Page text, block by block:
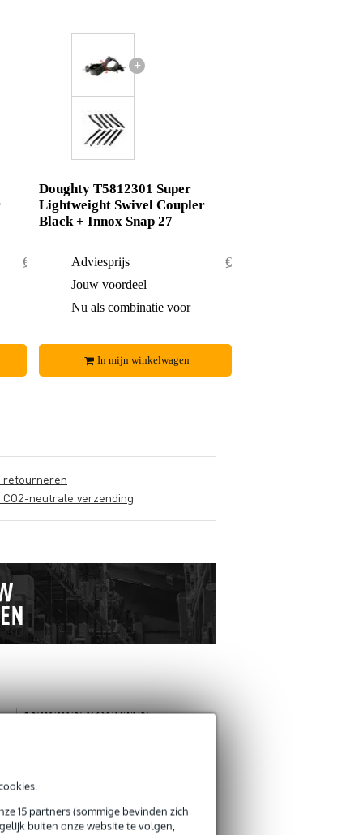
15 partners (sommige bevinden zich
buiten onze website te volgen,
€ 102,-
+
Doughty T5812301 Super
Lightweight Swivel Coupler
Black + Innox Snap 27
Adviesprijs
€ 78,50
Jouw voordeel
Nu als combinatie voor
In mijn winkelwagen
retourneren
CO2-neutrale verzending
Je naam
ANDEREN KOCHTEN